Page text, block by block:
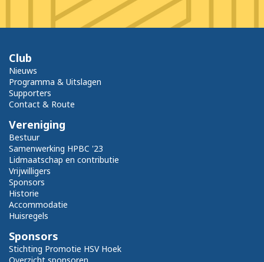
Club
Nieuws
Programma & Uitslagen
Supporters
Contact & Route
Vereniging
Bestuur
Samenwerking HPBC '23
Lidmaatschap en contributie
Vrijwilligers
Sponsors
Historie
Accommodatie
Huisregels
Sponsors
Stichting Promotie HSV Hoek